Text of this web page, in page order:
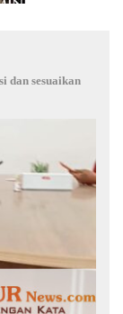
dan sesuaikan